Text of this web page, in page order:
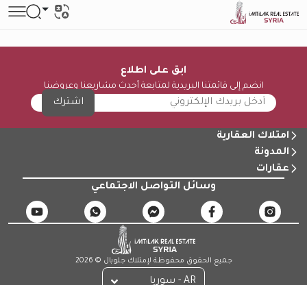
ابق على اطلاع
انضم إلى قائمتنا البريدية لمتابعة أحدث مشاريعنا وعروضنا
اشترك
امتلاك العقارية
المدونة
عقارات
وسائل التواصل الاجتماعي
جميع الحقوق محفوظة لإمتلاك جلوبال © 2026
AR - سوريا